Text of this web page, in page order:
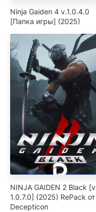
Ninja Gaiden 4 v.1.0.4.0
[Папка игры] (2025)
NINJA GAIDEN 2 Black [v
1.0.7.0] (2025) RePack от
Decepticon